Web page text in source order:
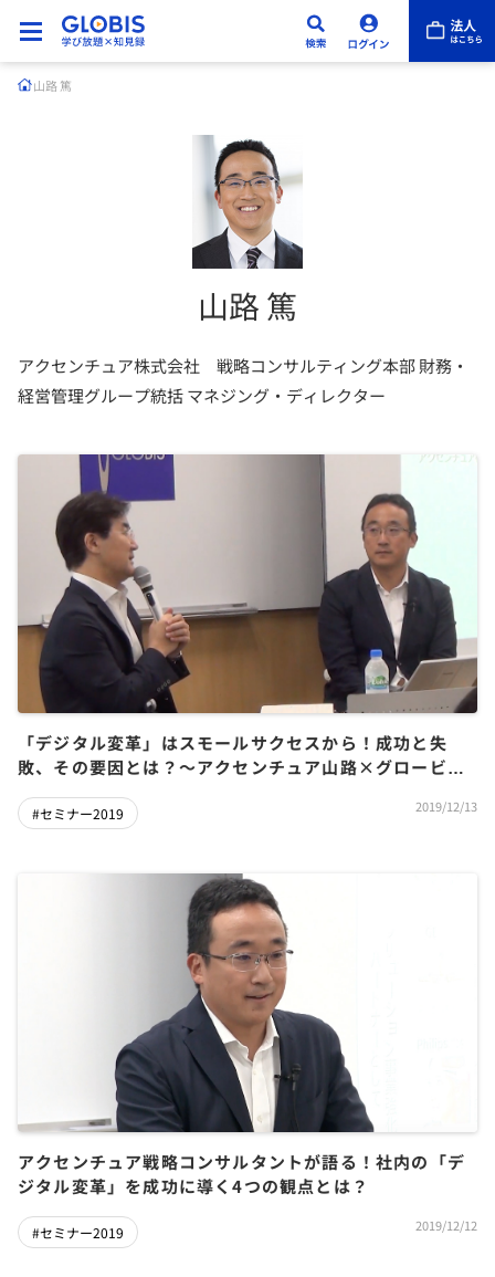
山路 篤
山路 篤
アクセンチュア株式会社 戦略コンサルティング本部 財務・
経営管理グループ統括 マネジング・ディレクター
「デジタル変革」はスモールサクセスから！成功と失
敗、その要因とは？〜アクセンチュア山路×グロービス
#セミナー2019 2019/12/13
アクセンチュア戦略コンサルタントが語る！社内の「デ
ジタル変革」を成功に導く4つの観点とは？
#セミナー2019 2019/12/12